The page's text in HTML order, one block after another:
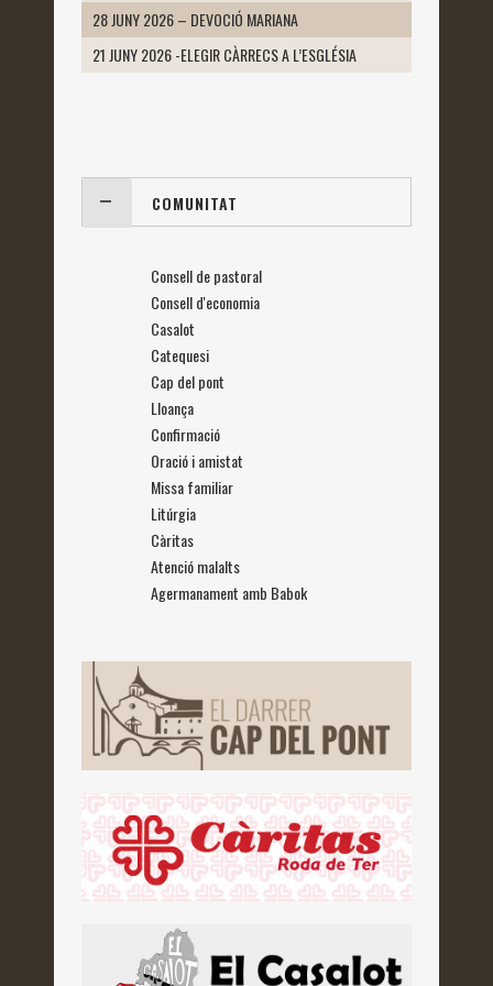
28 JUNY 2026 – DEVOCIÓ MARIANA
21 JUNY 2026 -ELEGIR CÀRRECS A L’ESGLÉSIA
COMUNITAT
Consell de pastoral
Consell d'economia
Casalot
Catequesi
Cap del pont
Lloança
Confirmació
Oració i amistat
Missa familiar
Litúrgia
Càritas
Atenció malalts
Agermanament amb Babok